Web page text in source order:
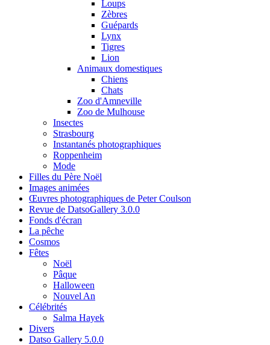
Loups
Zèbres
Guépards
Lynx
Tigres
Lion
Animaux domestiques
Chiens
Chats
Zoo d'Amneville
Zoo de Mulhouse
Insectes
Strasbourg
Instantanés photographiques
Roppenheim
Mode
Filles du Père Noël
Images animées
Œuvres photographiques de Peter Coulson
Revue de DatsoGallery 3.0.0
Fonds d'écran
La pêche
Cosmos
Fêtes
Noël
Pâque
Halloween
Nouvel An
Célébrités
Salma Hayek
Divers
Datso Gallery 5.0.0